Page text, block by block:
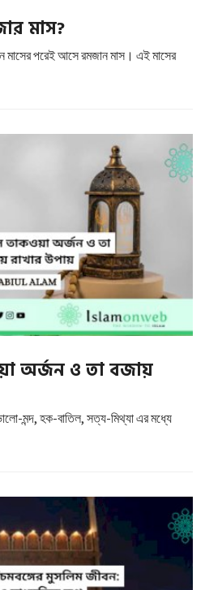
মাস?
মাসের পরেই আসে রমজান মাস। এই মাসের
অর্জন ও তা বজায়
মন্দ, হক-বাতিল, সত্য-মিথ্যা এর মধ্যে